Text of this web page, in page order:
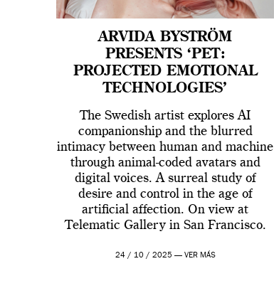
ARVIDA BYSTRÖM
PRESENTS ‘PET:
PROJECTED EMOTIONAL
TECHNOLOGIES’
The Swedish artist explores AI
companionship and the blurred
intimacy between human and machine
through animal-coded avatars and
digital voices. A surreal study of
desire and control in the age of
artificial affection. On view at
Telematic Gallery in San Francisco.
24 / 10 / 2025 — VER MÁS